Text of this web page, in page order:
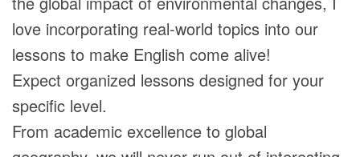
love incorporating real-world topics into our
lessons to make English come alive!
Expect organized lessons designed for your
specific level.
From academic excellence to global